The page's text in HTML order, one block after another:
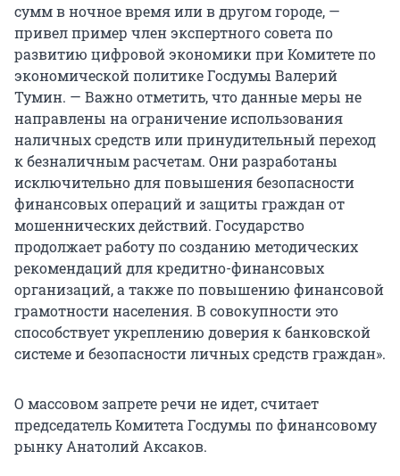
сумм в ночное время или в другом городе, —
привел пример член экспертного совета по
развитию цифровой экономики при Комитете по
экономической политике Госдумы Валерий
Тумин. — Важно отметить, что данные меры не
направлены на ограничение использования
наличных средств или принудительный переход
к безналичным расчетам. Они разработаны
исключительно для повышения безопасности
финансовых операций и защиты граждан от
мошеннических действий. Государство
продолжает работу по созданию методических
рекомендаций для кредитно-финансовых
организаций, а также по повышению финансовой
грамотности населения. В совокупности это
способствует укреплению доверия к банковской
системе и безопасности личных средств граждан».
О массовом запрете речи не идет, считает
председатель Комитета Госдумы по финансовому
рынку Анатолий Аксаков.